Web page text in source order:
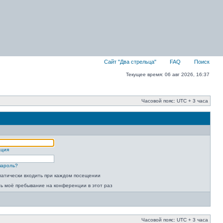
Сайт "Два стрельца" FAQ Поиск
Текущее время: 06 авг 2026, 16:37
Часовой пояс: UTC + 3 часа
входить при каждом посещении
моё пребывание на конференции в этот раз
Часовой пояс: UTC + 3 часа